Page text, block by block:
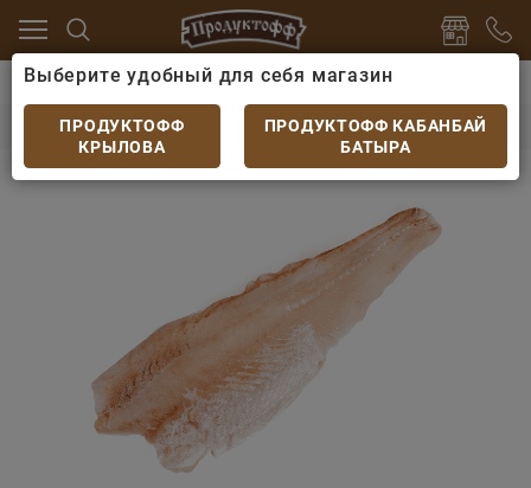
Заморозка Рыба и морепродукты
Филе судака
Выберите удобный для себя магазин
ПРОДУКТОФФ
КРЫЛОВА
ПРОДУКТОФФ КАБАНБАЙ
БАТЫРА